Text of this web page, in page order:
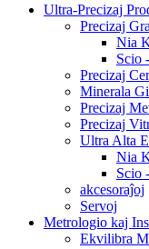
Ultra-Precizaj
Precizaj
Nia
Scio
Precizaj
Minerala
Precizaj
Precizaj
Ultra Alta
Nia
Scio
akcesoraĵoj
Servoj
Metrologio kaj
Ekvilibra